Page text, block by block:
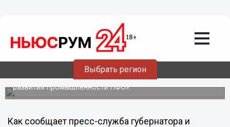
Выбрать регион
Перспективы развития
промышленности ПФО обсудят в
Нижнем Новгороде
В рамках форума «Будущее России» состоится
заседание круглого стола «Основные проблемы и пути
развития промышленности ПФО».
Как сообщает пресс-служба губернатора и